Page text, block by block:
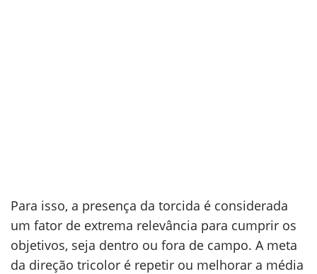
Para isso, a presença da torcida é considerada
um fator de extrema relevância para cumprir os
objetivos, seja dentro ou fora de campo. A meta
da direção tricolor é repetir ou melhorar a média